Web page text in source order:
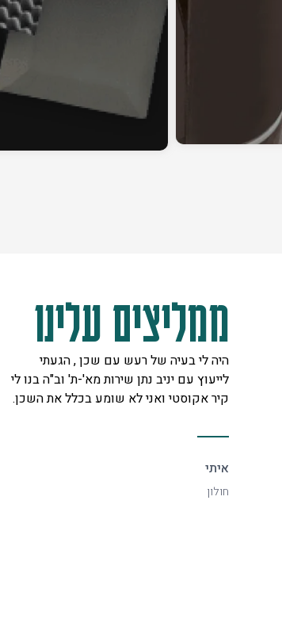
ממליצים עלינו
היה לי בעיה של רעש עם שכן , הגעתי
לייעוץ עם יניב נתן שירות מא'-ת' וב"ה בנו לי
קיר אקוסטי ואני לא שומע בכלל את השכן.
איתי
חולון